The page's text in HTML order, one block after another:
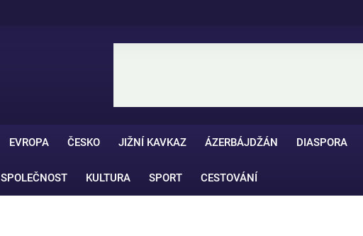
EVROPA ČESKO JIŽNÍ KAVKAZ ÁZERBÁJDŽÁN DIASPORA
SPOLEČNOST KULTURA SPORT CESTOVÁNÍ